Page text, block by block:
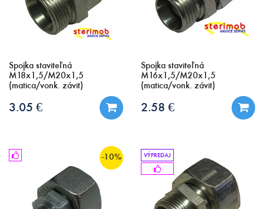
Spojka staviteľná
M18x1,5/M20x1,5
(matica/vonk. závit)
3.05 €
Spojka staviteľná
M16x1,5/M20x1,5
(matica/vonk. závit)
2.58 €
-10% VÝPREDAJ